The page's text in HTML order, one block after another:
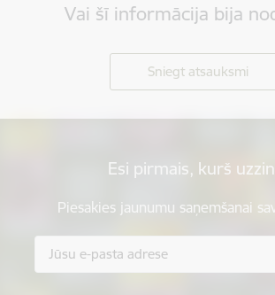
Vai šī informācija bija
Sniegt atsauksmi
Esi pirmais, kurš
Piesakies jaunumu saņemšanai